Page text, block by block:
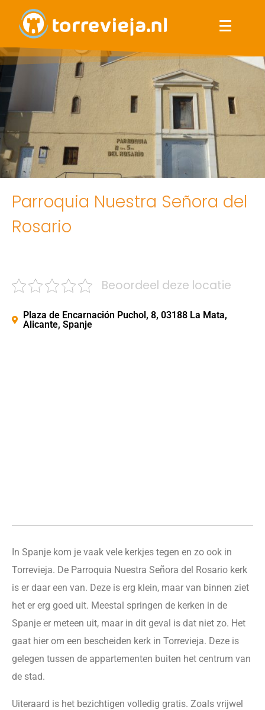
Parroquia Nuestra Señora del
Rosario
Beoordeel deze locatie
Plaza de Encarnación Puchol, 8, 03188 La Mata,
Alicante, Spanje
In Spanje kom je vaak vele kerkjes tegen en zo ook in
Torrevieja. De Parroquia Nuestra Señora del Rosario kerk
is er daar een van. Deze is erg klein, maar van binnen ziet
het er erg goed uit. Meestal springen de kerken in de
Spanje er meteen uit, maar in dit geval is dat niet zo. Het
gaat hier om een bescheiden kerk in Torrevieja. Deze is
gelegen tussen de appartementen buiten het centrum van
de stad.
Uiteraard is het bezichtigen volledig gratis. Zoals vrijwel